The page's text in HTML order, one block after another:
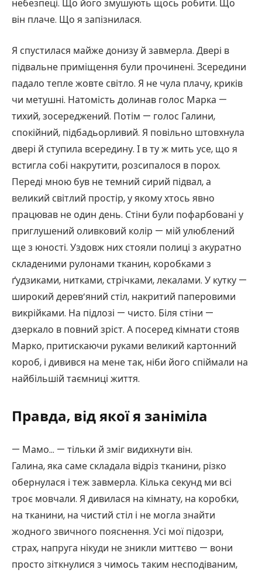
небезпеці. Що його змушують щось робити. Що
він плаче. Що я запізнилася.
Я спустилася майже донизу й завмерла. Двері в
підвальне приміщення були прочинені. Зсередини
падало тепле жовте світло. Я не чула плачу, криків
чи метушні. Натомість долинав голос Марка —
тихий, зосереджений. Потім — голос Галини,
спокійний, підбадьорливий. Я повільно штовхнула
двері й ступила всередину. І в ту ж мить усе, що я
встигла собі накрутити, розсипалося в порох.
Переді мною був не темний сирий підвал, а
великий світлий простір, у якому хтось явно
працював не один день. Стіни були пофарбовані у
приглушений оливковий колір — мій улюблений
ще з юності. Уздовж них стояли полиці з акуратно
складеними рулонами тканин, коробками з
ґудзиками, нитками, стрічками, лекалами. У кутку —
широкий дерев’яний стіл, накритий паперовими
викрійками. На підлозі — чисто. Біля стіни —
дзеркало в повний зріст. А посеред кімнати стояв
Марко, притискаючи руками великий картонний
короб, і дивився на мене так, ніби його спіймали на
найбільшій таємниці життя.
Правда, від якої я заніміла
— Мамо… — тільки й зміг видихнути він.
Галина, яка саме складала відріз тканини, різко
обернулася і теж завмерла. Кілька секунд ми всі
троє мовчали. Я дивилася на кімнату, на коробки,
на тканини, на чистий стіл і не могла знайти
жодного звичного пояснення. Усі мої підозри,
страх, напруга нікуди не зникли миттєво — вони
просто зіткнулися з чимось таким несподіваним,